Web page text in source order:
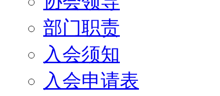
部门职责
入会须知
入会申请表